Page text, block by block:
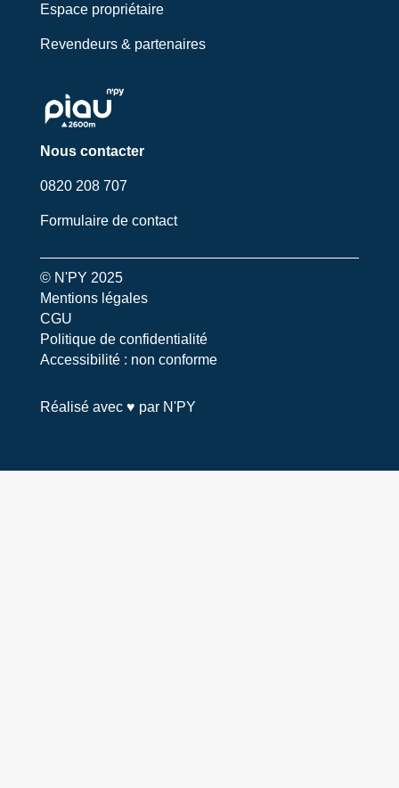
Espace propriétaire
Revendeurs & partenaires
Nous contacter
0820 208 707
Formulaire de contact
© N'PY 2025
Mentions légales
CGU
Politique de confidentialité
Accessibilité : non conforme
Réalisé avec ♥ par N'PY